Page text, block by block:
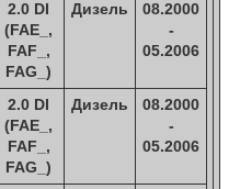
2.0 DI
(FAE_,
FAF_,
FAG_)
Дизель
08.2000
-
05.2006
2.0 DI
(FAE_,
FAF_,
FAG_)
Дизель
08.2000
-
05.2006